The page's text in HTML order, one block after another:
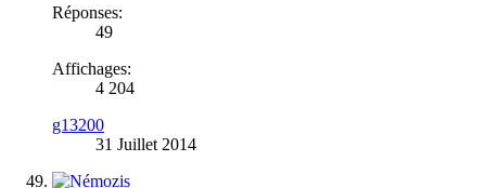
Réponses:
49
Affichages:
4 204
g13200
31 Juillet 2014